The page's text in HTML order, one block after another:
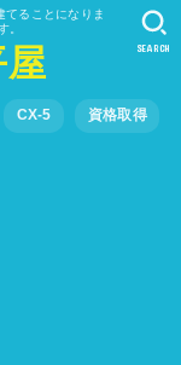
ることになりま
。
CX-5 資格取得
SEARCH